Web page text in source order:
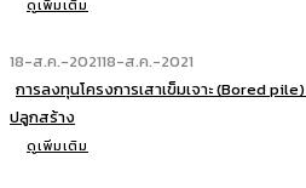
ดูเพิ่มเติม
18-ส.ค.-202118-ส.ค.-2021
การลงทุนโครงการเสาเข็มเจาะ (Bored
ปลูกสร้าง
ดูเพิ่มเติม